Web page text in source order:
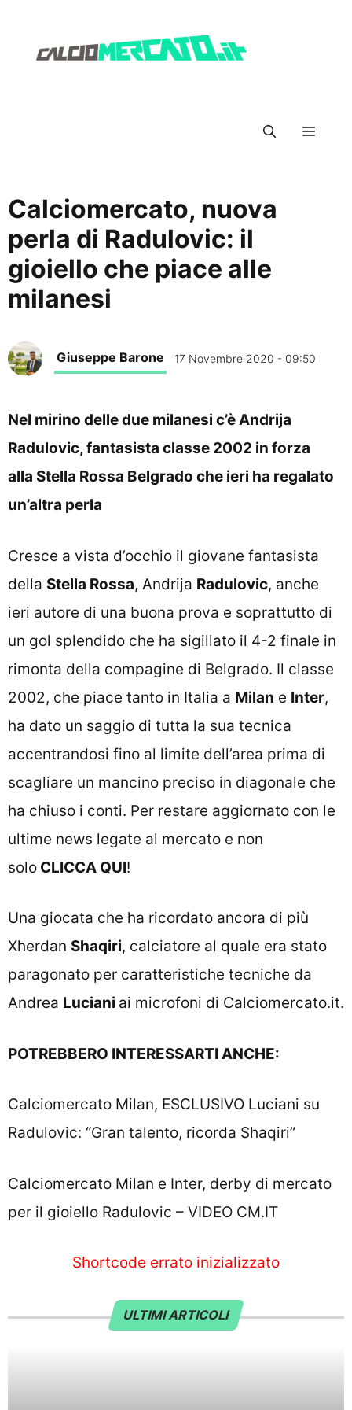
Menu
Calciomercato, nuova
perla di Radulovic: il
gioiello che piace alle
milanesi
Giuseppe Barone 17 Novembre 2020 - 09:50
Nel mirino delle due milanesi c’è Andrija
Radulovic, fantasista classe 2002 in forza
alla Stella Rossa Belgrado che ieri ha regalato
un’altra perla
Cresce a vista d’occhio il giovane fantasista
della Stella Rossa, Andrija Radulovic, anche
ieri autore di una buona prova e soprattutto di
un gol splendido che ha sigillato il 4-2 finale in
rimonta della compagine di Belgrado. Il classe
2002, che piace tanto in Italia a Milan e Inter,
ha dato un saggio di tutta la sua tecnica
accentrandosi fino al limite dell’area prima di
scagliare un mancino preciso in diagonale che
ha chiuso i conti. Per restare aggiornato con le
ultime news legate al mercato e non
solo CLICCA QUI!
Una giocata che ha ricordato ancora di più
Xherdan Shaqiri, calciatore al quale era stato
paragonato per caratteristiche tecniche da
Andrea Luciani ai microfoni di Calciomercato.it.
POTREBBERO INTERESSARTI ANCHE:
Calciomercato Milan, ESCLUSIVO Luciani su
Radulovic: “Gran talento, ricorda Shaqiri”
Calciomercato Milan e Inter, derby di mercato
per il gioiello Radulovic – VIDEO CM.IT
Shortcode errato inizializzato
ULTIMI ARTICOLI